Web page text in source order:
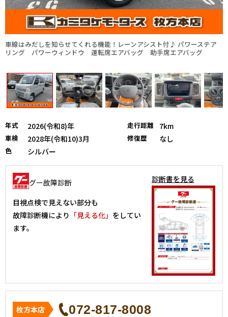
車線はみだしを知らせてくれる機能！レーンアシスト付♪ パワーステア
リング パワーウィンドウ 運転席エアバッグ 助手席エアバッグ
年式 2026(令和8)年 走行距離 7km
車検 2028年(令和10)3月 修復歴 なし
色 シルバー
グー故障診断
目視点検で見えない部分も
故障診断機により 「見える化」 をしてい
ます。
診断書を見る
枚方本店 072-817-8008